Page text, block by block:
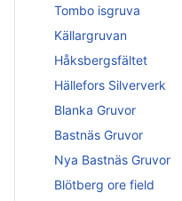
Tombo isgruva
Källargruvan
Håksbergsfältet
Hällefors Silververk
Blanka Gruvor
Bastnäs Gruvor
Nya Bastnäs Gruvor
Blötberg ore field